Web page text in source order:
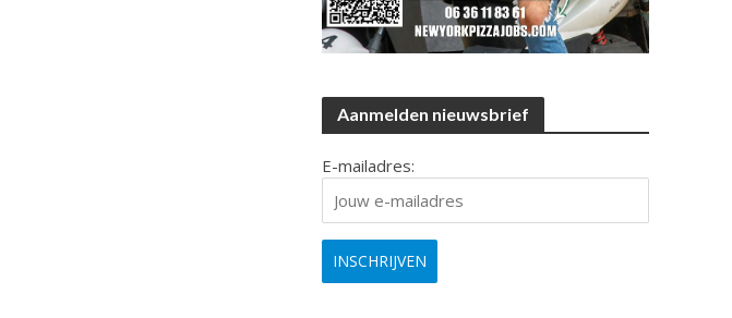
Aanmelden nieuwsbrief
E-mailadres: